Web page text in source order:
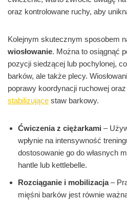
oraz kontrolowane ruchy, aby
Kolejnym skutecznym sposobem
wiosłowanie. Można to osiągnąć
pozycji siedzącej lub pochylonej,
barków, ale także plecy.
poprawy koordynacji ruchowej
stabilizujące staw barkowy.
Ćwiczenia z ciężarkami –
wpłynie na intensywność
dostosowanie go do własnych
hantle lub kettlebelle.
Rozciąganie i mobilizacja–
mięśni barków jest równie